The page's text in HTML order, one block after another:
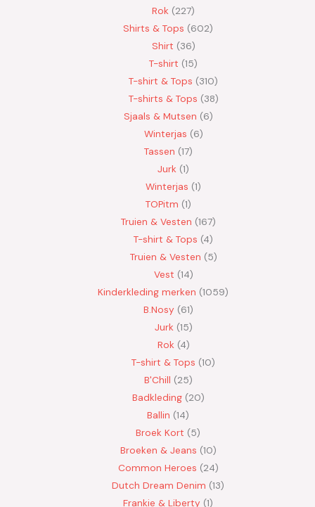
Rok 227
Shirts & Tops 602
Shirt 36
T-shirt 15
T-shirt & Tops 310
T-shirts & Tops 38
Sjaals & Mutsen 6
Winterjas 6
Tassen 17
Jurk 1
Winterjas 1
TOPitm 1
Truien & Vesten 167
T-shirt & Tops 4
Truien & Vesten 5
Vest 14
Kinderkleding merken 1059
B.Nosy 61
Jurk 15
Rok 4
T-shirt & Tops 10
B'Chill 25
Badkleding 20
Ballin 14
Broek Kort 5
Broeken & Jeans 10
Common Heroes 24
Dutch Dream Denim 13
Frankie & Liberty 1